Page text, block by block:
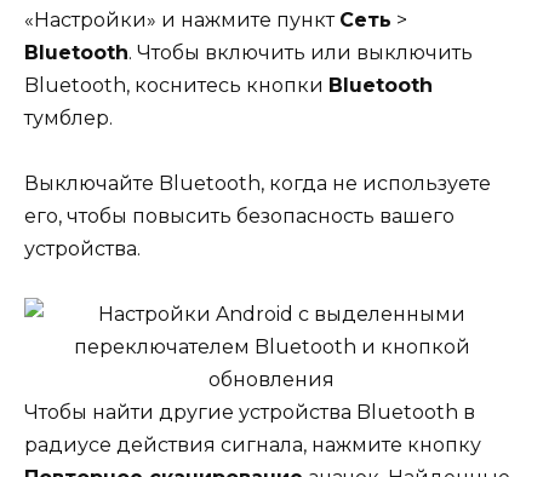
«Настройки» и нажмите пункт Сеть >
Bluetooth. Чтобы включить или выключить
Bluetooth, коснитесь кнопки Bluetooth
тумблер.
Выключайте Bluetooth, когда не используете
его, чтобы повысить безопасность вашего
устройства.
Чтобы найти другие устройства Bluetooth в
радиусе действия сигнала, нажмите кнопку